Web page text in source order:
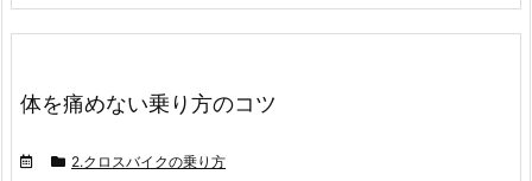
体を痛めない乗り方のコツ
2.クロスバイクの乗り方